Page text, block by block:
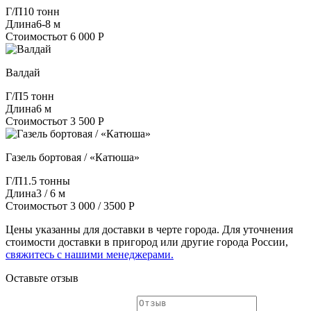
Г/П10 тонн
Длина6-8 м
Стоимостьот 6 000 Р
Валдай
Г/П5 тонн
Длина6 м
Стоимостьот 3 500 Р
Газель бортовая / «Катюша»
Г/П1.5 тонны
Длина3 / 6 м
Стоимостьот 3 000 / 3500 Р
Цены указанны для доставки в черте города. Для уточнения
стоимости доставки в пригород или другие города России,
свяжитесь с нашими менеджерами.
Оставьте отзыв